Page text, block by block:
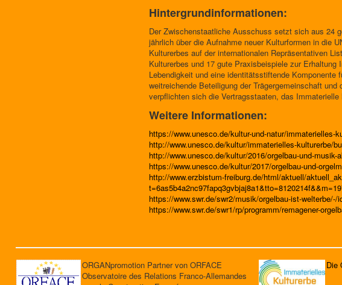
Hintergrundinformationen:
Der Zwischenstaatliche Ausschuss setzt sich aus 24
jährlich über die Aufnahme neuer Kulturformen in die
Kulturerbes auf der internationalen Repräsentativen
Kulturerbes und 17 gute Praxisbeispiele zur
Lebendigkeit und eine identitätsstiftende
weitreichende Beteiligung der Trägergemeinschaft
verpflichten sich die Vertragsstaaten, das
Weitere Informationen:
https://www.unesco.de/kultur-und-natur/immaterielles-
http://www.unesco.de/kultur/immaterielles-kulturerbe/
http://www.unesco.de/kultur/2016/orgelbau-und-
https://www.unesco.de/kultur/2017/orgelbau-und-
http://www.erzbistum-freiburg.de/html/aktuell/
https://www.swr.de/swr2/musik/orgelbau-ist-
https://www.swr.de/swr1/rp/programm/remagener-
ORGANpromotion Partner von ORFACE
Observatoire des Relations Franco-Allemandes
Die